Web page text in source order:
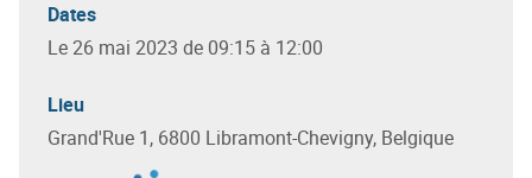
Dates
Le 26 mai 2023 de 09:15 à 12:00
Lieu
Grand'Rue 1, 6800 Libramont-Chevigny, Belgique